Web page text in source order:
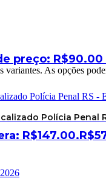
preço:
variantes. As opções
Polícia Penal
R$147.00.R$